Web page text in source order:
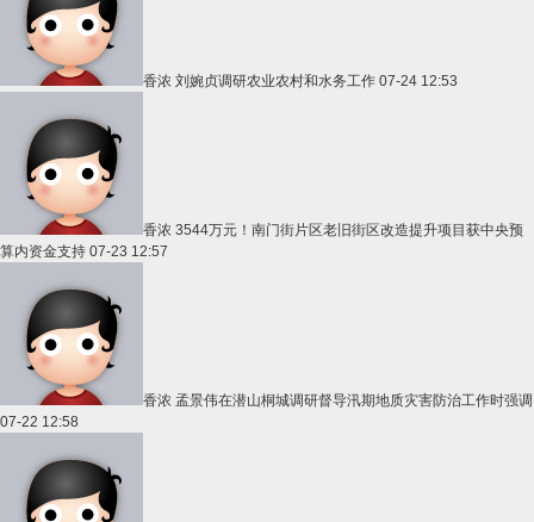
香浓 刘婉贞调研农业农村和水务工作 07-24 12:53
香浓 3544万元！南门街片区老旧街区改造提升项目获中央预
算内资金支持 07-23 12:57
香浓 孟景伟在潜山桐城调研督导汛期地质灾害防治工作时强调
07-22 12:58